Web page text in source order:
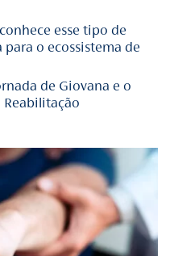
esse tipo de
o ecossistema de
de Giovana e o
Reabilitação